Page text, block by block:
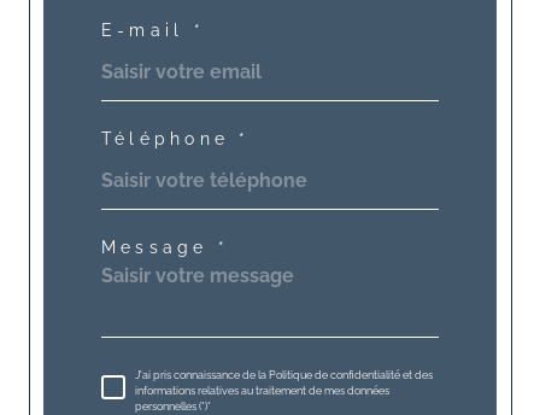
E-mail *
Téléphone *
Message *
J'ai pris connaissance de la Politique de confidentialité et des
informations relatives au traitement de mes données
personnelles (*)*